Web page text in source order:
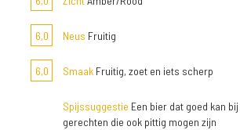
6,0 Neus Fruitig
6,0 Smaak Fruitig, zoet en iets scherp
Spijssuggestie Een bier dat goed kan
gerechten die ook pittig mogen zijn